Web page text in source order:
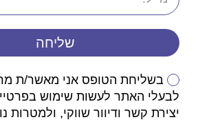
בשליחת הטופס אני מאשר/ת
לבעלי האתר לעשות שימוש
יצירת קשר ודיוור שווקי, ולמטרות
שליחה